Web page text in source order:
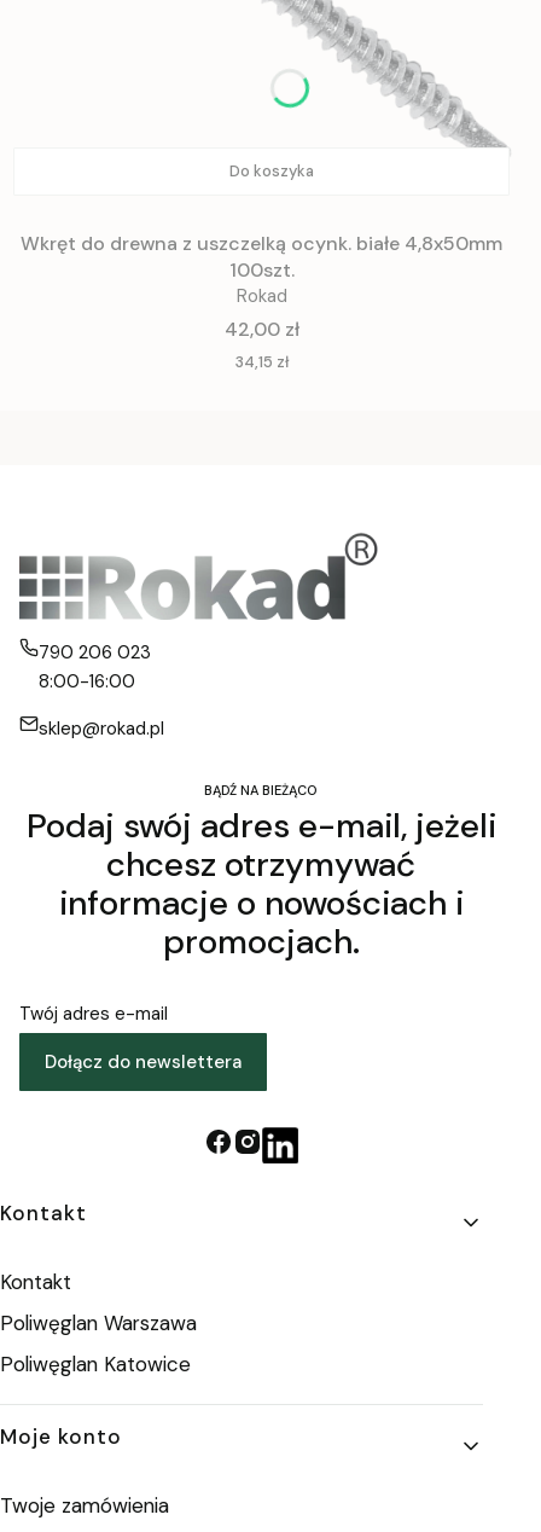
Do koszyka
Wkręt do drewna z uszczelką ocynk. białe 4,8x50mm
100szt.
Rokad
Cena
42,00 zł
Cena
34,15 zł
790 206 023
8:00-16:00
sklep@rokad.pl
BĄDŹ NA BIEŻĄCO
Podaj swój adres e-mail, jeżeli
chcesz otrzymywać
informacje o nowościach i
promocjach.
Twój adres e-mail
Dołącz do newslettera
Linki w stopce
Kontakt
Kontakt
Poliwęglan Warszawa
Poliwęglan Katowice
Moje konto
Twoje zamówienia